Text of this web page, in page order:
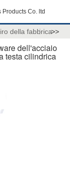
Co. ltd
della fabbrica>>
dell'acciaio
testa cilindrica